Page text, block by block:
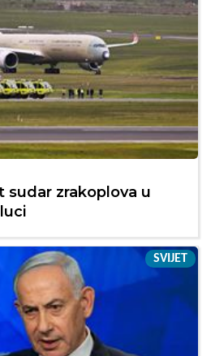
sudar zrakoplova u
SVIJET